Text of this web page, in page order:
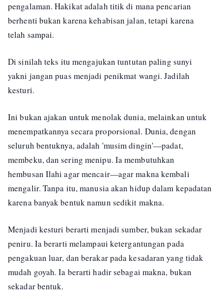
pengalaman. Hakikat adalah titik di mana pencarian
berhenti bukan karena kehabisan jalan, tetapi karena
telah sampai.
Di sinilah teks itu mengajukan tuntutan paling sunyi
yakni jangan puas menjadi penikmat wangi. Jadilah
kesturi.
Ini bukan ajakan untuk menolak dunia, melainkan untuk
menempatkannya secara proporsional. Dunia, dengan
seluruh bentuknya, adalah 'musim dingin'—padat,
membeku, dan sering menipu. Ia membutuhkan
hembusan Ilahi agar mencair—agar makna kembali
mengalir. Tanpa itu, manusia akan hidup dalam kepadatan
karena banyak bentuk namun sedikit makna.
Menjadi kesturi berarti menjadi sumber, bukan sekadar
peniru. Ia berarti melampaui ketergantungan pada
pengakuan luar, dan berakar pada kesadaran yang tidak
mudah goyah. Ia berarti hadir sebagai makna, bukan
sekadar bentuk.